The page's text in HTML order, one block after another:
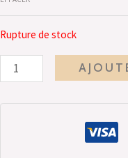
Rupture de stock